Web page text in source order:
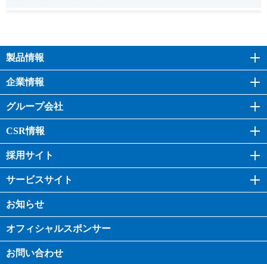
製品情報
企業情報
グループ会社
CSR情報
採用サイト
サービスサイト
お知らせ
オフィシャルスポンサー
お問い合わせ